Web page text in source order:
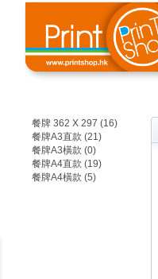
餐牌 362 X 297 (16)
餐牌A3直款 (21)
餐牌A3橫款 (0)
餐牌A4直款 (19)
餐牌A4橫款 (5)